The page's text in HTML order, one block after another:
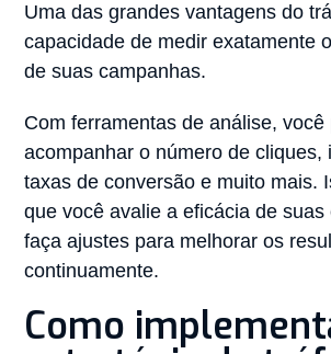
Uma das grandes vantagens do
capacidade de medir exatamente
de suas campanhas.
Com ferramentas de análise, você
acompanhar o número de cliques,
taxas de conversão e muito mais.
que você avalie a eficácia de suas
faça ajustes para melhorar os
continuamente.
Como